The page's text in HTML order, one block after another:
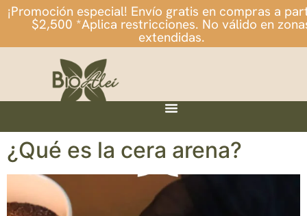
¡Promoción especial! Envío gratis en compras a
$2,500 *Aplica restricciones. No válido en
extendidas.
¿Qué es la cera arena?